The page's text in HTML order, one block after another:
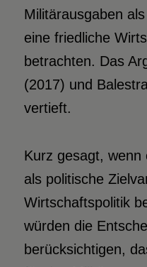
Militärausgaben
eine friedliche
betrachten. Das
(2017) und
vertieft.
Kurz gesagt, wenn
als politische
Wirtschaftspolitik
würden die
berücksichtigen,